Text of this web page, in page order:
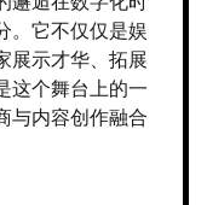
。它不仅仅是娱
展示才华、拓展
这个舞台上的一
与内容创作融合